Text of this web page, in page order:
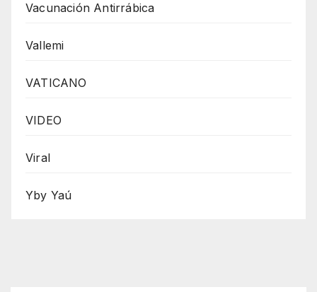
Vacunación Antirrábica
Vallemi
VATICANO
VIDEO
Viral
Yby Yaú